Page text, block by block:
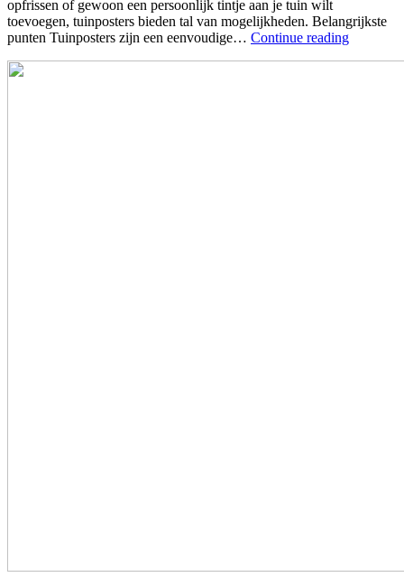
opfrissen of gewoon een persoonlijk tintje aan je tuin wilt
toevoegen, tuinposters bieden tal van mogelijkheden. Belangrijkste
punten Tuinposters zijn een eenvoudige… Continue reading